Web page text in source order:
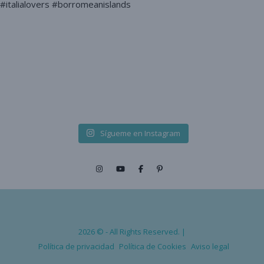
Sígueme en Instagram
2026 © - All Rights Reserved. |
Política de privacidad Política de Cookies Aviso legal